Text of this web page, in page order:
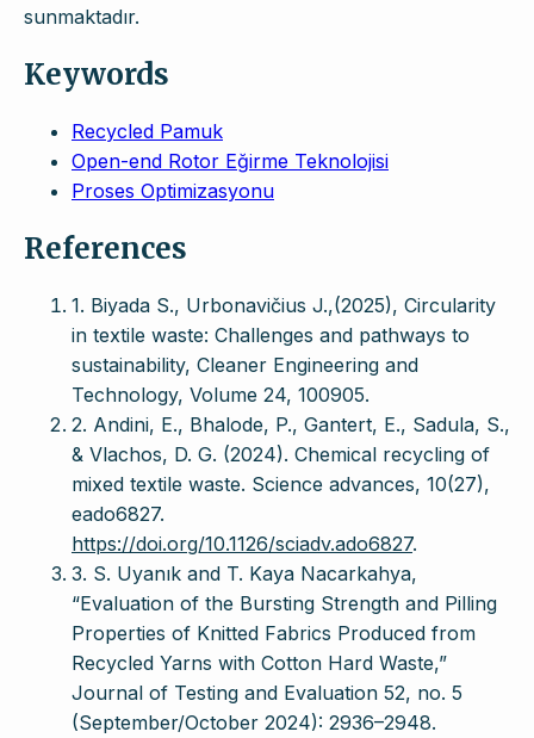
sunmaktadır.
Keywords
Recycled Pamuk
Open-end Rotor Eğirme Teknolojisi
Proses Optimizasyonu
References
1. Biyada S., Urbonavičius J.,(2025), Circularity
in textile waste: Challenges and pathways to
sustainability, Cleaner Engineering and
Technology, Volume 24, 100905.
2. Andini, E., Bhalode, P., Gantert, E., Sadula, S.,
& Vlachos, D. G. (2024). Chemical recycling of
mixed textile waste. Science advances, 10(27),
eado6827.
https://doi.org/10.1126/sciadv.ado6827.
3. S. Uyanık and T. Kaya Nacarkahya,
“Evaluation of the Bursting Strength and Pilling
Properties of Knitted Fabrics Produced from
Recycled Yarns with Cotton Hard Waste,”
Journal of Testing and Evaluation 52, no. 5
(September/October 2024): 2936–2948.